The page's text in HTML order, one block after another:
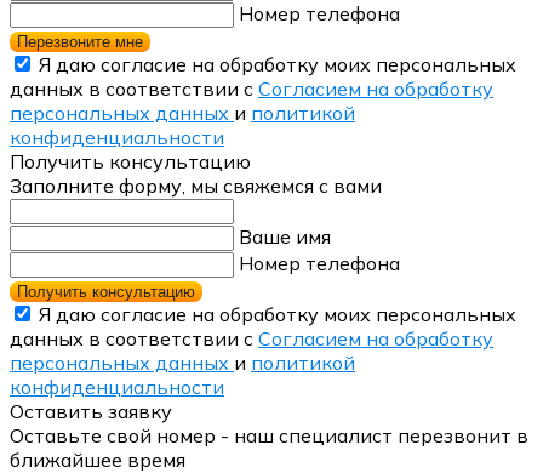
Номер телефона
Перезвоните мне
Я даю согласие на обработку моих персональных
данных в соответствии с Согласием на обработку
персональных данных и политикой
конфиденциальности
Получить консультацию
Заполните форму, мы свяжемся с вами
Ваше имя
Номер телефона
Получить консультацию
Я даю согласие на обработку моих персональных
данных в соответствии с Согласием на обработку
персональных данных и политикой
конфиденциальности
Оставить заявку
Оставьте свой номер - наш специалист перезвонит в
ближайшее время